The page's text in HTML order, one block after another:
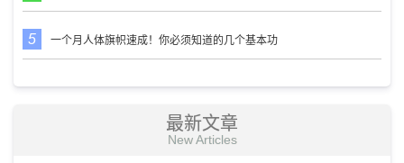
一个月人体旗帜速成！你必须知道的几个基本功
最新文章
New Articles